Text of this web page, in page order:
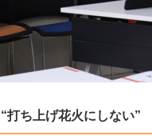
“打ち上げ花火にしない